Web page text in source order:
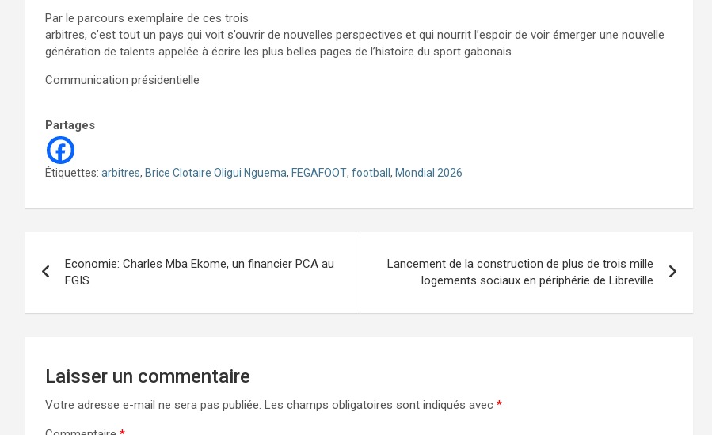
Par le parcours exemplaire de ces trois
arbitres, c’est tout un pays qui voit s’ouvrir de nouvelles perspectives et qui nourrit l’espoir de voir émerger une nouvelle
génération de talents appelée à écrire les plus belles pages de l’histoire du sport gabonais.
Communication présidentielle
Partages
Étiquettes: arbitres, Brice Clotaire Oligui Nguema, FEGAFOOT, football , Mondial 2026
de
l’article
Economie: Charles Mba Ekome, un financier PCA au
FGIS
Lancement de la construction de plus de trois mille
logements sociaux en périphérie de Libreville
Laisser un commentaire
Votre adresse e-mail ne sera pas publiée. Les champs obligatoires sont indiqués avec *